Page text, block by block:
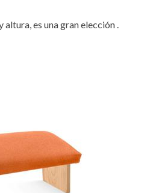
es una gran elección .